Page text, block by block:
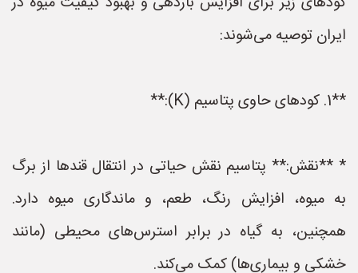
ایران توصیه می‌شوند:
**1. کودهای حاوی پتاسیم (K):**
* **نقش:** پتاسیم نقش حیاتی در انتقال قندها از برگ
به میوه، افزایش رنگ، طعم، و ماندگاری میوه دارد.
همچنین، به گیاه در برابر استرس‌های محیطی (مانند
خشکی و بیماری‌ها) کمک می‌کند.